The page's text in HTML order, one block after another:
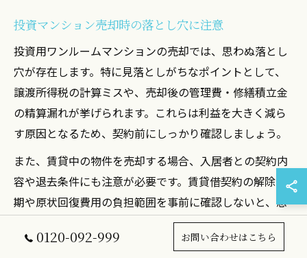
投資マンション売却時の落とし穴に注意
投資用ワンルームマンションの売却では、思わぬ落とし
穴が存在します。特に見落としがちなポイントとして、
譲渡所得税の計算ミスや、売却後の管理費・修繕積立金
の精算漏れが挙げられます。これらは利益を大きく減ら
す原因となるため、契約前にしっかり確認しましょう。
また、賃貸中の物件を売却する場合、入居者との契約内
容や退去条件にも注意が必要です。賃貸借契約の解除時
期や原状回復費用の負担範囲を事前に確認しないと、想
定外の出費が発生することがあります。経験の浅いオー
ナーほど、この点を見落としがちです。
0120-092-999 お問い合わせはこちら